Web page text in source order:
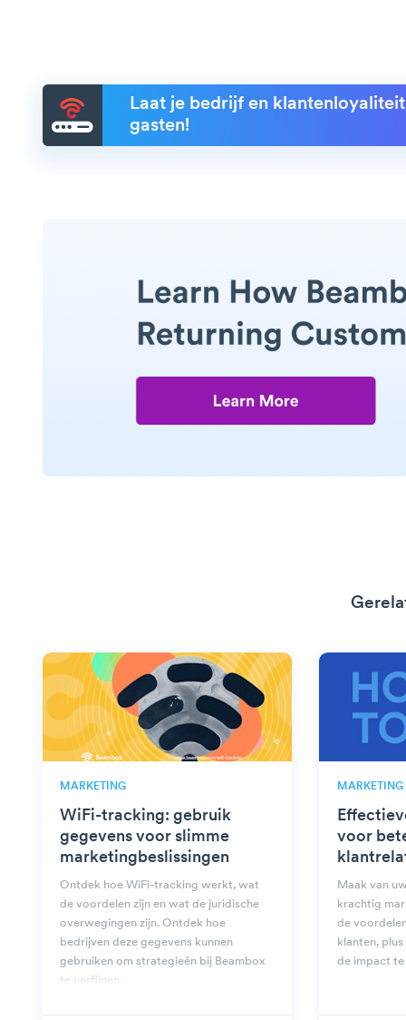
Laat je bedrijf en
gasten!
MARKETING
WiFi-tracking: gebruik
gegevens voor slimme
marketingbeslissingen
Ontdek hoe WiFi-tracking werkt, wat
de voordelen zijn en wat de juridische
overwegingen zijn. Ontdek hoe
bedrijven deze gegevens kunnen
gebruiken om strategieën bij Beambox
te verfijnen.
MARKETING
voor
Maak van
krachtig
de
klanten,
de impact te